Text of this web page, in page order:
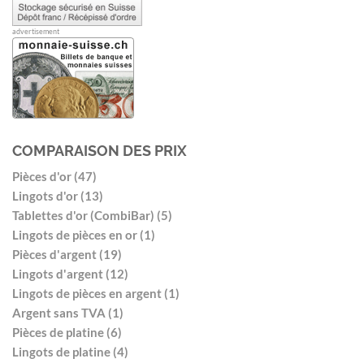
advertisement
COMPARAISON DES PRIX
Pièces d'or (47)
Lingots d'or (13)
Tablettes d'or (CombiBar) (5)
Lingots de pièces en or (1)
Pièces d'argent (19)
Lingots d'argent (12)
Lingots de pièces en argent (1)
Argent sans TVA (1)
Pièces de platine (6)
Lingots de platine (4)